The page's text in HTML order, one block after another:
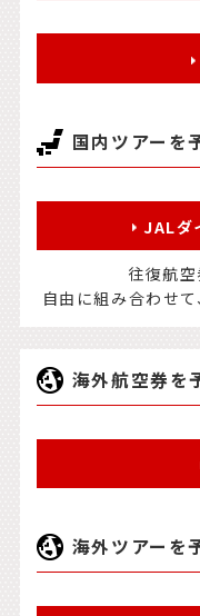
国内ツアーを
JALダ
往復航
自由に組み合わせ
海外航空券を
海外ツアーを